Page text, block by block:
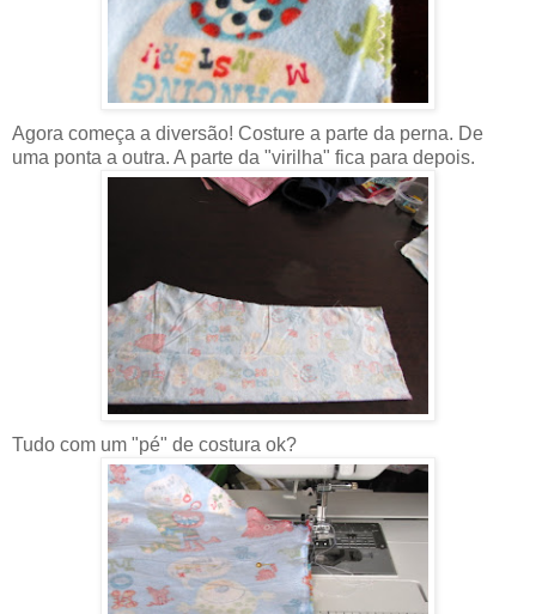
Agora começa a diversão! Costure a parte da perna. De
uma ponta a outra. A parte da "virilha" fica para depois.
Tudo com um "pé" de costura ok?